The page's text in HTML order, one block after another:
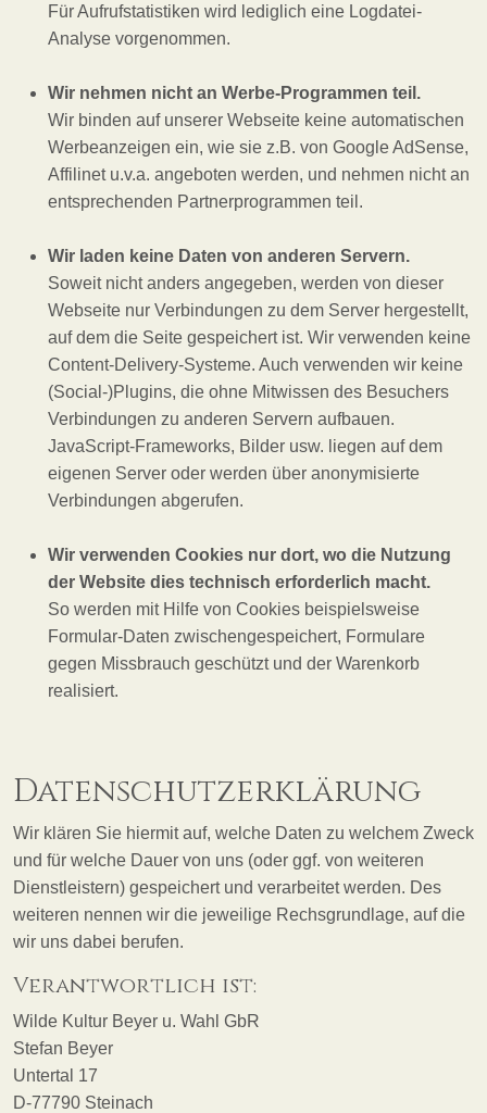
Für Aufrufstatistiken wird lediglich eine Logdatei-
Analyse vorgenommen.
Wir nehmen nicht an Werbe-Programmen teil.
Wir binden auf unserer Webseite keine automatischen
Werbeanzeigen ein, wie sie z.B. von Google AdSense,
Affilinet u.v.a. angeboten werden, und nehmen nicht an
entsprechenden Partnerprogrammen teil.
Wir laden keine Daten von anderen Servern.
Soweit nicht anders angegeben, werden von dieser
Webseite nur Verbindungen zu dem Server hergestellt,
auf dem die Seite gespeichert ist. Wir verwenden keine
Content-Delivery-Systeme. Auch verwenden wir keine
(Social-)Plugins, die ohne Mitwissen des Besuchers
Verbindungen zu anderen Servern aufbauen.
JavaScript-Frameworks, Bilder usw. liegen auf dem
eigenen Server oder werden über anonymisierte
Verbindungen abgerufen.
Wir verwenden Cookies nur dort, wo die Nutzung
der Website dies technisch erforderlich macht.
So werden mit Hilfe von Cookies beispielsweise
Formular-Daten zwischengespeichert, Formulare
gegen Missbrauch geschützt und der Warenkorb
realisiert.
Datenschutzerklärung
Wir klären Sie hiermit auf, welche Daten zu welchem Zweck
und für welche Dauer von uns (oder ggf. von weiteren
Dienstleistern) gespeichert und verarbeitet werden. Des
weiteren nennen wir die jeweilige Rechsgrundlage, auf die
wir uns dabei berufen.
Verantwortlich ist:
Wilde Kultur Beyer u. Wahl GbR
Stefan Beyer
Untertal 17
D-77790 Steinach